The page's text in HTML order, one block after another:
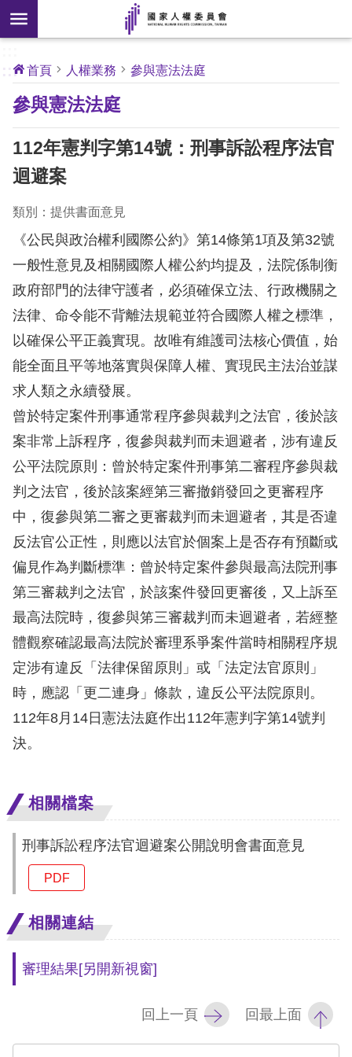
前往主要內容區塊
搜
尋
開
新
核
心
人
權
公
約
於
本
會
最
新
消
息
人
權
業
務
核
心
人
權
公
陳
情
申
訴
人
資
料
庫
無
礙
捷
:::
首頁 人權業務 參與憲法法庭
參與憲法法庭
112年憲判字第14號：刑事訴訟程序法官
迴避案
類別：提供書面意見
《公民與政治權利國際公約》第14條第1項及第32號
一般性意見及相關國際人權公約均提及，法院係制衡
政府部門的法律守護者，必須確保立法、行政機關之
法律、命令能不背離法規範並符合國際人權之標準，
以確保公平正義實現。故唯有維護司法核心價值，始
能全面且平等地落實與保障人權、實現民主法治並謀
求人類之永續發展。
曾於特定案件刑事通常程序參與裁判之法官，後於該
案非常上訴程序，復參與裁判而未迴避者，涉有違反
公平法院原則：曾於特定案件刑事第二審程序參與裁
判之法官，後於該案經第三審撤銷發回之更審程序
中，復參與第二審之更審裁判而未迴避者，其是否違
反法官公正性，則應以法官於個案上是否存有預斷或
偏見作為判斷標準：曾於特定案件參與最高法院刑事
第三審裁判之法官，於該案件發回更審後，又上訴至
最高法院時，復參與笫三審裁判而未迴避者，若經整
體觀察確認最高法院於審理系爭案件當時相關程序規
定涉有違反「法律保留原則」或「法定法官原則」
時，應認「更二連身」條款，違反公平法院原則。
112年8月14日憲法法庭作出112年憲判字第14號判
決。
相關檔案
刑事訴訟程序法官迴避案公開說明會書面意見
PDF
相關連結
審理結果[另開新視窗]
回上一頁 回最上面